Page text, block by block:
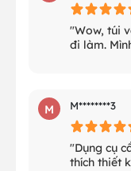
"Wow, túi
đi làm.
M M********3
"Dụng cụ
thích thiết